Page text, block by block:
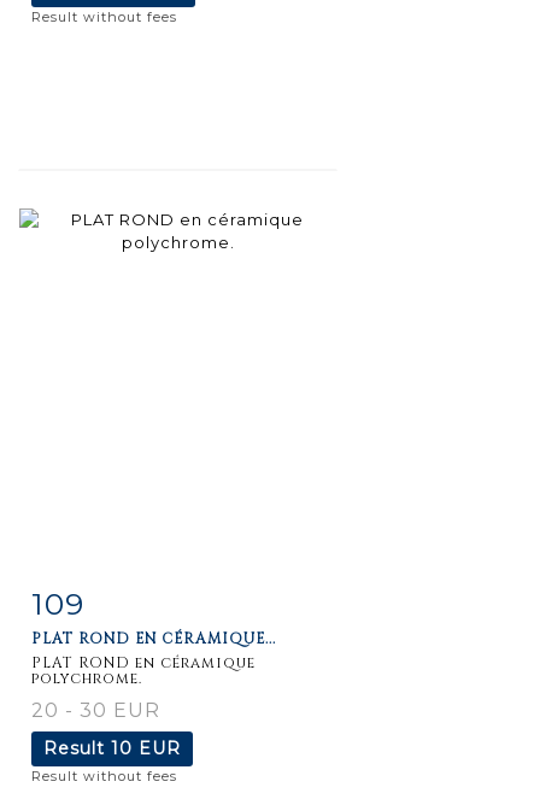
Result without fees
Item detail
109
PLAT ROND EN CÉRAMIQUE...
PLAT ROND en céramique
polychrome.
20 - 30 EUR
Result 10 EUR
Result without fees